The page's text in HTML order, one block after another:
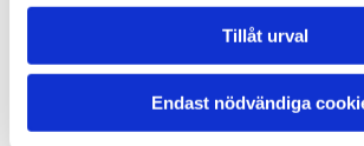
Tillåt urval
Endast nödvändiga
Namn*